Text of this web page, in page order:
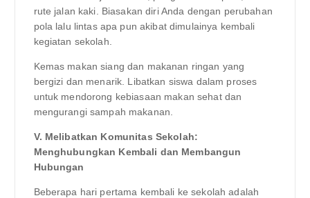
rute jalan kaki. Biasakan diri Anda dengan perubahan
pola lalu lintas apa pun akibat dimulainya kembali
kegiatan sekolah.
Kemas makan siang dan makanan ringan yang
bergizi dan menarik. Libatkan siswa dalam proses
untuk mendorong kebiasaan makan sehat dan
mengurangi sampah makanan.
V. Melibatkan Komunitas Sekolah:
Menghubungkan Kembali dan Membangun
Hubungan
Beberapa hari pertama kembali ke sekolah adalah